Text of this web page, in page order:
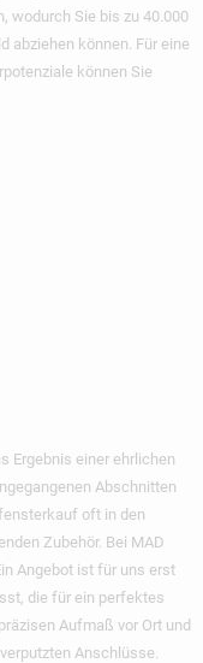
wodurch Sie bis zu 40.000
abziehen können. Für eine
können Sie
Ergebnis einer ehrlichen
Abschnitten
oft in den
Zubehör. Bei MAD
Angebot ist für uns erst
die für ein perfektes
Aufmaß vor Ort und
Anschlüsse.